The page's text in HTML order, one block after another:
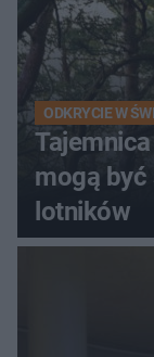
ODKRYCIE W
mogą
lotników